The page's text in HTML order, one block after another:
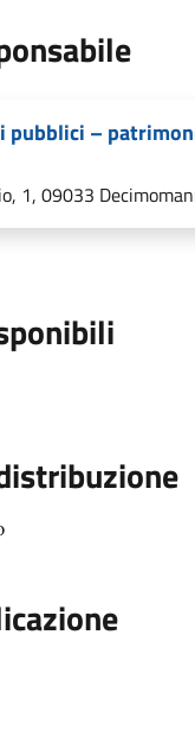
pubblici –
1, 09033